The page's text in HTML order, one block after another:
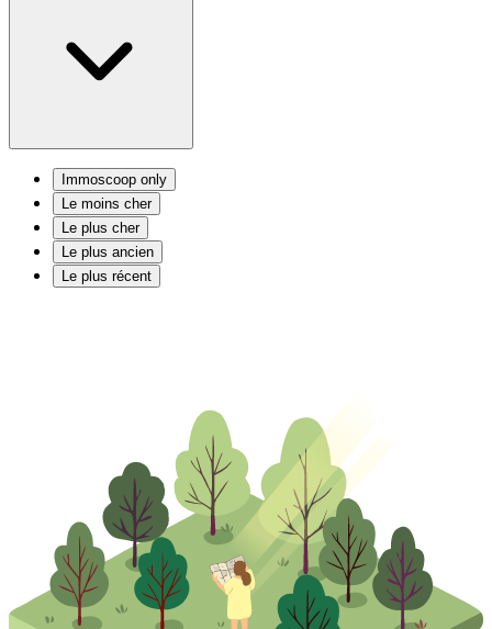
Immoscoop only
Le moins cher
Le plus cher
Le plus ancien
Le plus récent